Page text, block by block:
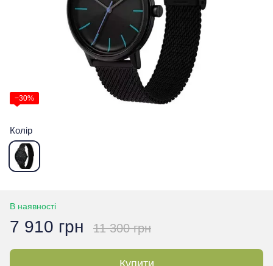
−30%
Колір
В наявності
7 910 грн 11 300 грн
Купити